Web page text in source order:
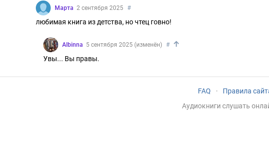
Марта 2 сентября 2025 #
любимая книга из детства, но чтец говно!
Albinna 5 сентября 2025 (изменён) # ↑
Увы... Вы правы.
FAQ · Правила
Аудиокниги слушать